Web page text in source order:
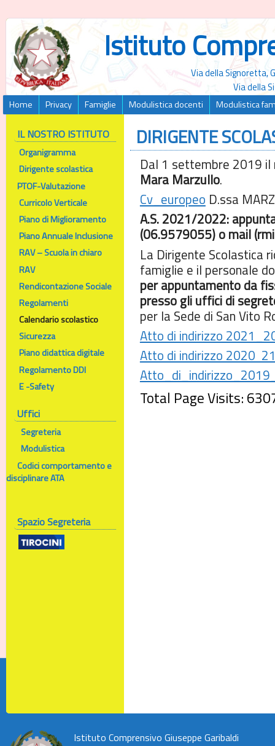
Istituto
Via della Signoretta,
Via della
Home Privacy Famiglie Modulistica docenti Modulistica
IL NOSTRO ISTITUTO
Organigramma
Dirigente scolastica
PTOF-Valutazione
Curricolo Verticale
Piano di Miglioramento
Piano Annuale Inclusione
RAV – Scuola in chiaro
RAV
Rendicontazione Sociale
Regolamenti
Calendario scolastico
Sicurezza
Piano didattica digitale
Regolamento DDI
E -Safety
Uffici
Segreteria
Modulistica
Codici comportamento e
disciplinare ATA
Spazio Segreteria
DIRIGENTE
Dal 1 settembre 2019
Mara Marzullo.
Cv_europeo D.ssa
A.S. 2021/2022:
(06.9579055) o mail
La Dirigente Scolastica
famiglie e il personale
per appuntamento da
presso gli uffici di
per la Sede di San Vito
Atto di indirizzo
Atto di indirizzo 2020
Total Page Visits:
Istituto Comprensivo Giuseppe Garibaldi